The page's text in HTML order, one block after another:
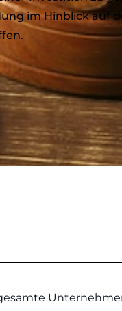
im Hinblick auf